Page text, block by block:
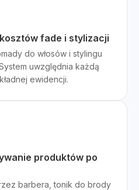
fade i stylizacji
do włosów i stylingu
uwzględnia każdą
ewidencji.
produktów po
barbera, tonik do brody